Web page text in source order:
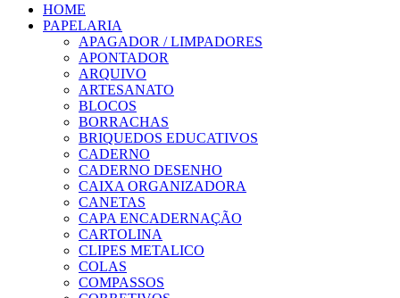
HOME
PAPELARIA
APAGADOR / LIMPADORES
APONTADOR
ARQUIVO
ARTESANATO
BLOCOS
BORRACHAS
BRIQUEDOS EDUCATIVOS
CADERNO
CADERNO DESENHO
CAIXA ORGANIZADORA
CANETAS
CAPA ENCADERNAÇÃO
CARTOLINA
CLIPES METALICO
COLAS
COMPASSOS